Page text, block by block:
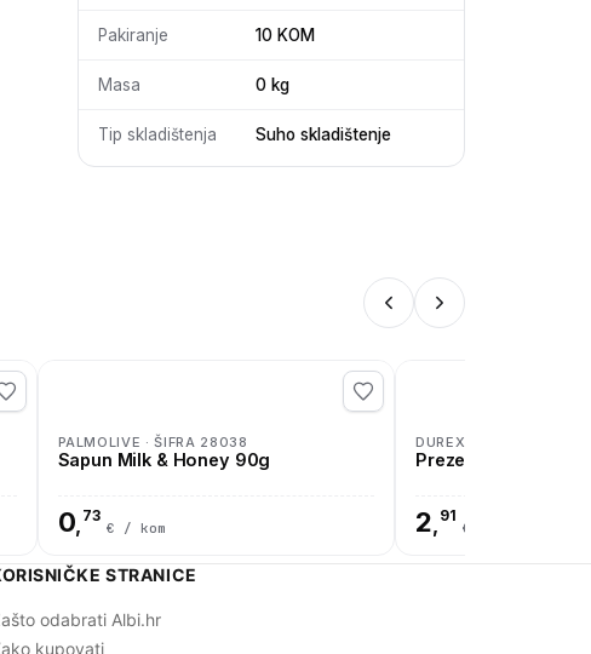
Pakiranje 10 KOM
Masa 0 kg
Tip skladištenja Suho skladištenje
PALMOLIVE · ŠIFRA 28038
Sapun Milk & Honey 90g
0, 73
€ / kom
DUREX · ŠIFRA 28053
Prezervativi EXTRA
2, 91
€ / kom
STRANICE
odabrati Albi.hr
kupovati